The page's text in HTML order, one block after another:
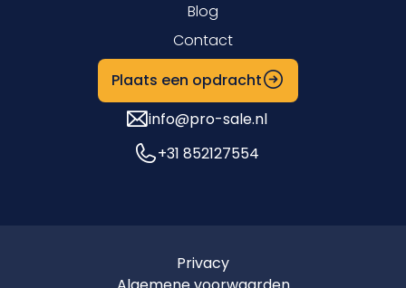
Blog
Contact
Plaats een opdracht
info@pro-sale.nl
+31 852127554
Privacy